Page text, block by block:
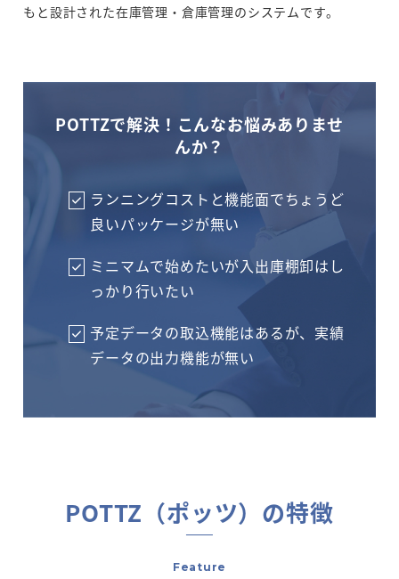
もと設計された在庫管理・倉庫管理のシステムです。
POTTZで解決！こんなお悩みありませ
んか？
ランニングコストと機能面でちょうど
良いパッケージが無い
ミニマムで始めたいが入出庫棚卸はし
っかり行いたい
予定データの取込機能はあるが、実績
データの出力機能が無い
POTTZ（ポッツ）の特徴
Feature